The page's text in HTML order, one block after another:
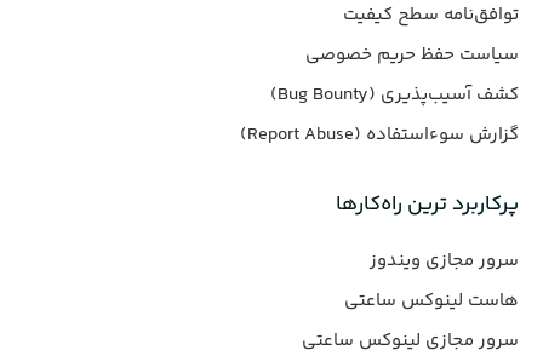
توافق‌نامه سطح کیفیت
سیاست حفظ حریم خصوصی
کشف آسیب‌پذیری (Bug Bounty)
گزارش سوءاستفاده (Report Abuse)
پرکاربرد ترین راه‌کارها
سرور مجازی ویندوز
هاست لینوکس ساعتی
سرور مجازی لینوکس ساعتی